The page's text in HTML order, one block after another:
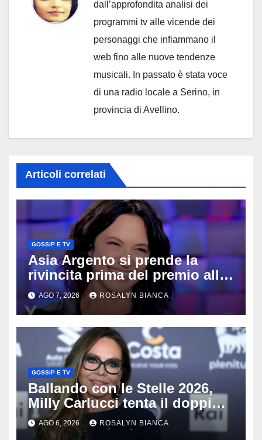
dall’approfondita analisi dei
programmi tv alle vicende dei
personaggi che infiammano il
web fino alle nuove tendenze
musicali. In passato è stata voce
di una radio locale a Serino, in
provincia di Avellino.
Articoli correlati
GOSSIP E TV
Asia Argento si prende la
rivincita prima del premio alla
carriera: «Mi chiamano
raccomandata e cagna»
AGO 7, 2026 ROSALYN BIANCA
GOSSIP E TV
Ballando con le Stelle 2026,
Milly Carlucci tenta il doppio
colpo: tra i papabili Ornella
Muti e Monica Guerritore
AGO 6, 2026 ROSALYN BIANCA